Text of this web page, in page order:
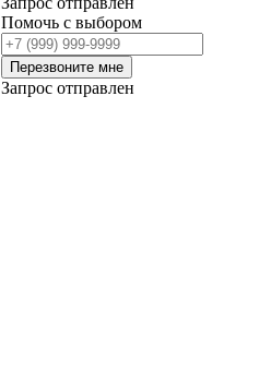
Помочь с выбором
Перезвоните мне
Запрос отправлен